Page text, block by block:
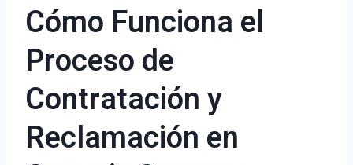
Cómo Funciona el
Proceso de
Contratación y
Reclamación en